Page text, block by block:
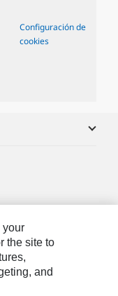
Configuración de
cookies
your
the site to
and